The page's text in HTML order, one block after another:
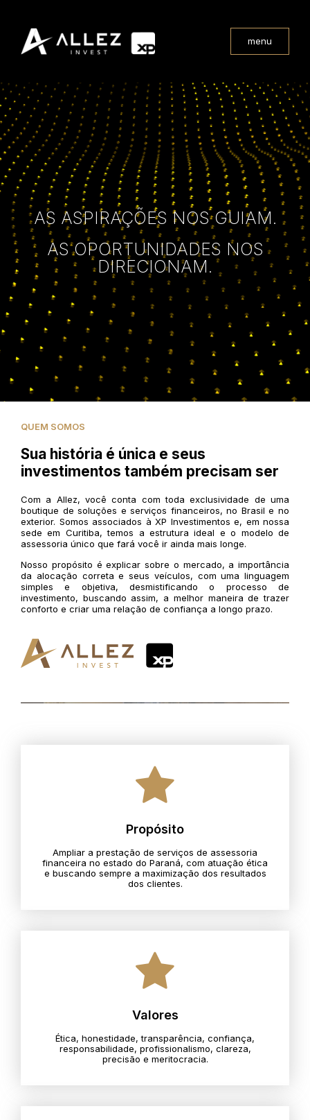
menu
AS ASPIRAÇÕES NOS GUIAM.
AS OPORTUNIDADES NOS
DIRECIONAM.
QUEM SOMOS
Sua história é única e seus
investimentos também precisam ser
Com a Allez, você conta com toda exclusividade de uma
boutique de soluções e serviços financeiros, no Brasil e no
exterior. Somos associados à XP Investimentos e, em nossa
sede em Curitiba, temos a estrutura ideal e o modelo de
assessoria único que fará você ir ainda mais longe.
Nosso propósito é explicar sobre o mercado, a importância
da alocação correta e seus veículos, com uma linguagem
simples e objetiva, desmistificando o processo de
investimento, buscando assim, a melhor maneira de trazer
conforto e criar uma relação de confiança a longo prazo.
Propósito
Ampliar a prestação de serviços de assessoria
financeira no estado do Paraná, com atuação ética
e buscando sempre a maximização dos resultados
dos clientes.
Valores
Ética, honestidade, transparência, confiança,
responsabilidade, profissionalismo, clareza,
precisão e meritocracia.​